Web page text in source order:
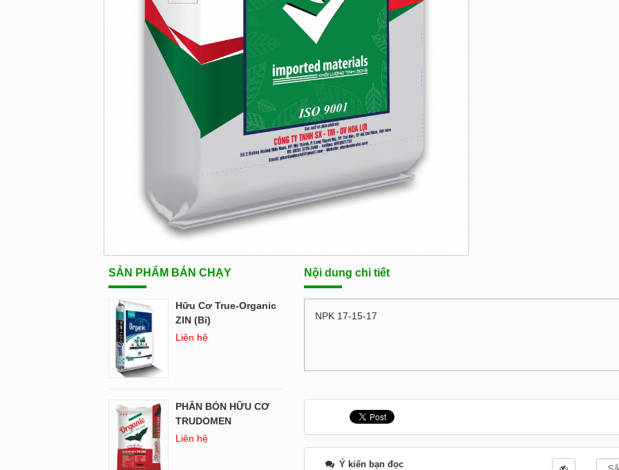
Nội dung chi tiết
NPK 17-15-17
Ý kiến bạn đọc
SẢN PHẨM BÁN CHẠY
Hữu Cơ True-Organic
ZIN (Bỉ)
Liên hệ
PHÂN BÓN HỮU CƠ
TRUDOMEN
Liên hệ